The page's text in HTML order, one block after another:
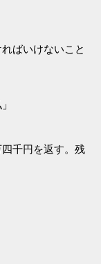
ばいけないこと
千円を返す。残